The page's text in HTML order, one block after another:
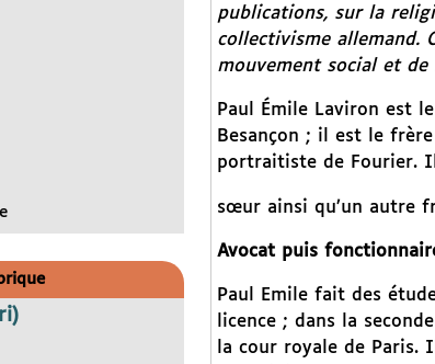
publications, sur la
collectivisme allemand.
mouvement social et de
Paul Émile Laviron est
Besançon ; il est le
portraitiste de Fourier.
sœur ainsi qu’un autre
Avocat puis
Paul Emile fait des
licence ; dans la
la cour royale de Paris.